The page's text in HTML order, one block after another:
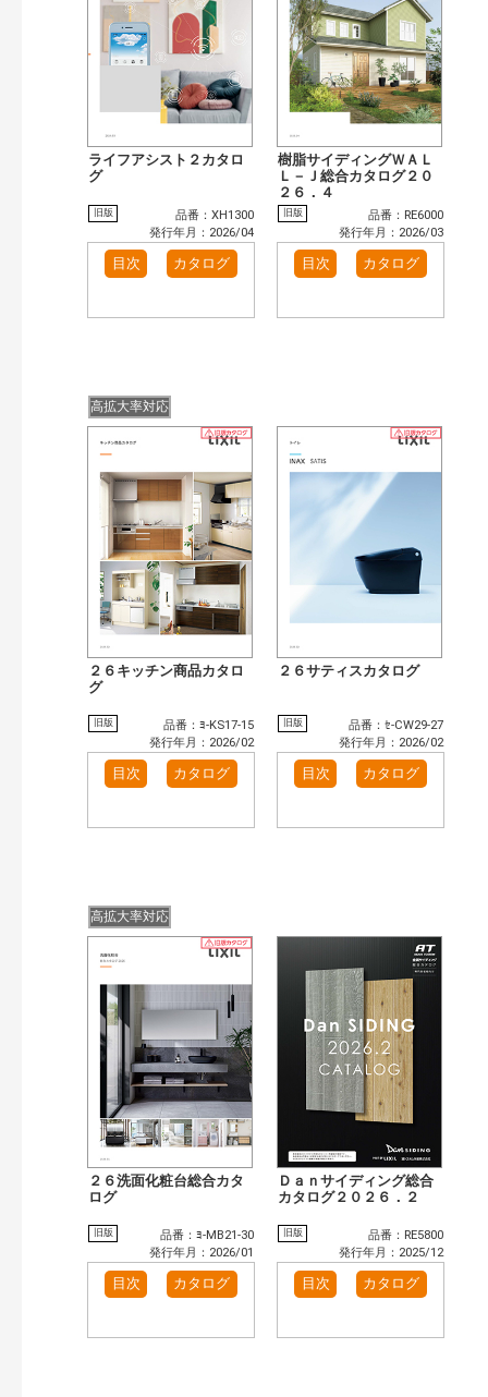
ライフアシスト２カタロ
グ
旧版
品番：XH1300
発行年月：2026/04
目次 カタログ
樹脂サイディングＷＡＬ
Ｌ－Ｊ総合カタログ２０
２６．４
旧版
品番：RE6000
発行年月：2026/03
目次 カタログ
高拡大率対応
２６キッチン商品カタロ
グ
旧版
品番：ﾖ-KS17-15
発行年月：2026/02
目次 カタログ
２６サティスカタログ
旧版
品番：ｾ-CW29-27
発行年月：2026/02
目次 カタログ
高拡大率対応
２６洗面化粧台総合カタ
ログ
旧版
品番：ﾖ-MB21-30
発行年月：2026/01
目次 カタログ
Ｄａｎサイディング総合
カタログ２０２６．２
旧版
品番：RE5800
発行年月：2025/12
目次 カタログ